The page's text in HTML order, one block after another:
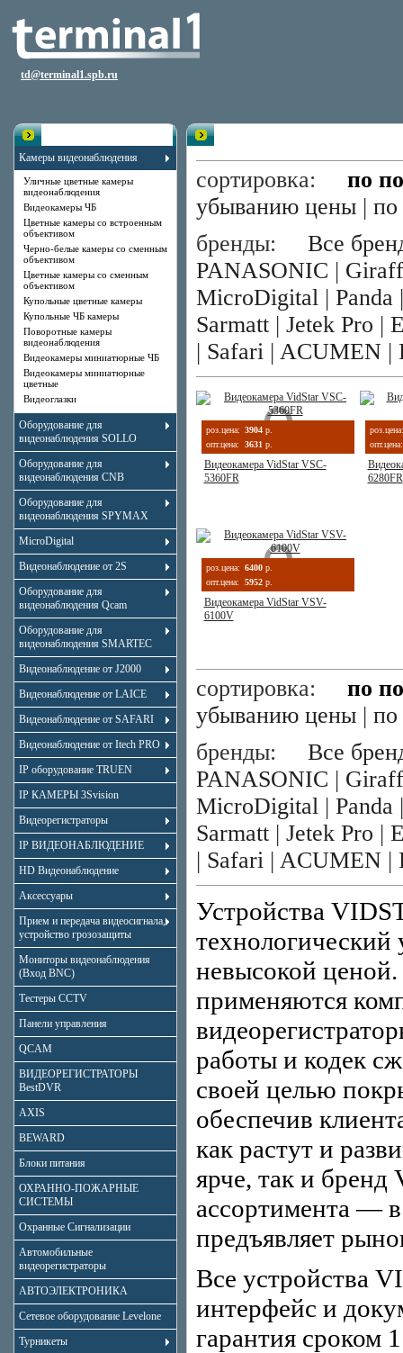
td@terminal1.spb.ru
Камеры видеонаблюдения
Уличные цветные камеры
видеонаблюдения
Видеокамеры ЧБ
Цветные камеры со встроенным
объективом
Черно-белые камеры со сменным
объективом
Цветные камеры со сменным
объективом
Купольные цветные камеры
Купольные ЧБ камеры
Поворотные камеры
видеонаблюдения
Видеокамеры миниатюрные ЧБ
Видеокамеры миниатюрные
цветные
Видеоглазки
Оборудование для
видеонаблюдения SOLLO
Оборудование для
видеонаблюдения CNB
Оборудование для
видеонаблюдения SPYMAX
MicroDigital
Видеонаблюдение от 2S
Оборудование для
видеонаблюдения Qcam
Оборудование для
видеонаблюдения SMARTEC
Видеонаблюдение от J2000
Видеонаблюдение от LAICE
Видеонаблюдение от SAFARI
Видеонаблюдение от Itech PRO
IP оборудование TRUEN
IP КАМЕРЫ 3Svision
Видеорегистраторы
IP ВИДЕОНАБЛЮДЕНИЕ
HD Видеонаблюдение
Аксессуары
Прием и передача видеосигнала,
устройство грозозащиты
Мониторы видеонаблюдения
(Вход BNC)
Тестеры CCTV
Панели управления
QCAM
ВИДЕОРЕГИСТРАТОРЫ
BestDVR
AXIS
BEWARD
Блоки питания
ОХРАННО-ПОЖАРНЫЕ
СИСТЕМЫ
Охранные Сигнализации
Автомобильные
видеорегистраторы
АВТОЭЛЕКТРОНИКА
Сетевое оборудование Levelone
Турникеты
сортировка: по
убыванию цены |
бренды: Все
PANASONIC |
MicroDigital | Panda
Sarmatt | Jetek Pro |
| Safari | ACUMEN |
роз.цена: 3904 р.
опт.цена:
3631 р.
Видеокамера VidStar VSC-
5360FR
роз.цена:
опт.цена:
6280FR
роз.цена: 6400 р.
опт.цена:
5952 р.
Видеокамера VidStar VSV-
6100V
сортировка: по
убыванию цены |
бренды: Все
PANASONIC |
MicroDigital | Panda
Sarmatt | Jetek Pro |
| Safari | ACUMEN |
Устройства
технологический
невысокой ценой.
применяются
работы и кодек
своей целью
обеспечив
как растут и
ярче, так и
ассортимента —
предъявляет
Все устройства
интерфейс и
гарантия сроком